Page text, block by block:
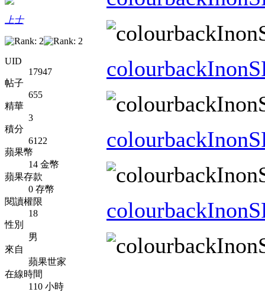
上士
UID
17947
帖子
655
精華
3
積分
6122
蘋果幣
14 金幣
蘋果存款
0 存幣
閱讀權限
18
性別
男
來自
蘋果世家
在線時間
110 小時